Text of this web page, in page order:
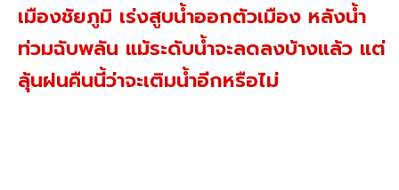
เมืองชัยภูมิ เร่งสูบน้ำออกตัวเมือง หลังน้ำ
ท่วมฉับพลัน แม้ระดับน้ำจะลดลงบ้างแล้ว แต่
ลุ้นฝนคืนนี้ว่าจะเติมน้ำอีกหรือไม่